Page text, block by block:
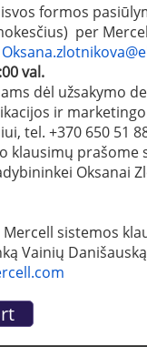
formos
per
val.
dėl užsakymo
ir
tel. +370 650 51
klausimų prašome
Oksanai
sistemos
Vainių